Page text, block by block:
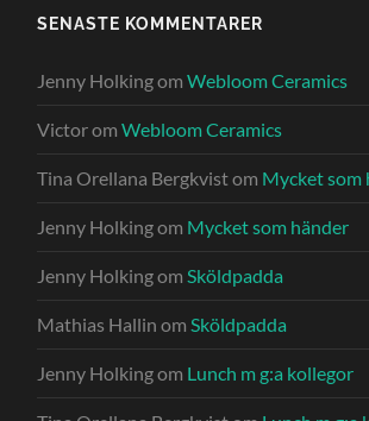
SENASTE KOMMENTARER
Jenny HolkingomWebloom Ceramics
VictoromWebloom Ceramics
Tina Orellana Bergkvistom Mycket som
Jenny Holkingom Mycket som händer
Jenny HolkingomSköldpadda
Mathias Hallin omSköldpadda
Jenny Holkingom Lunch m g:a kollegor